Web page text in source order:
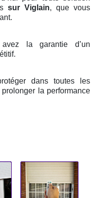
sur Viglain, que vous
la garantie d’un
dans toutes les
la performance